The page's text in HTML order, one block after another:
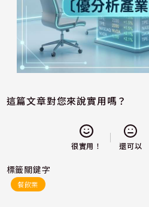
這篇文章對您來說實用嗎？
很實用！ 還可以
標籤關鍵字
餐飲業